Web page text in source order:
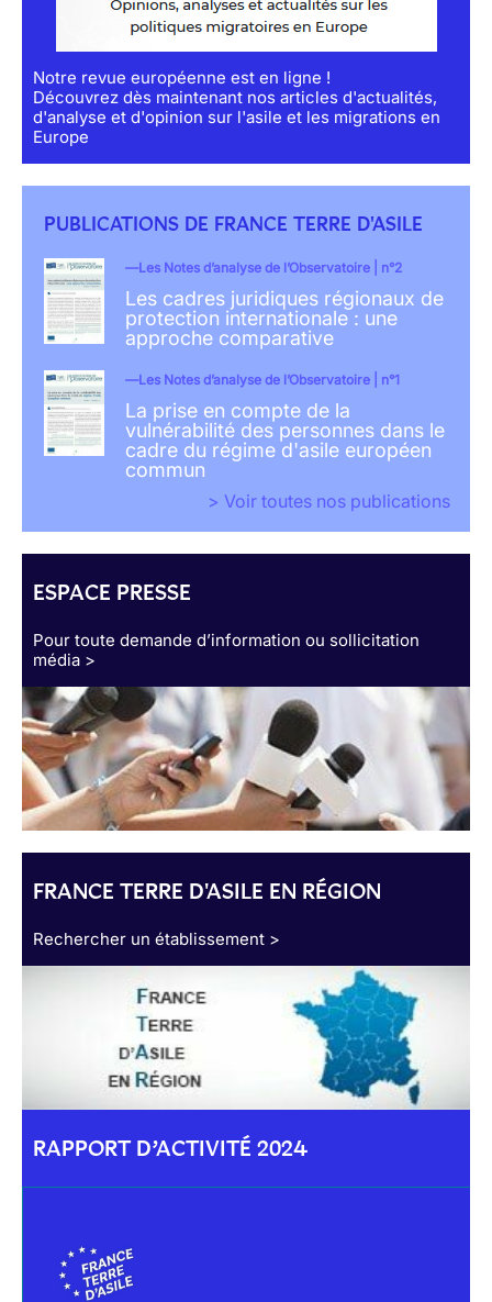
Notre revue européenne est en ligne !
Découvrez dès maintenant nos articles d'actualités,
d'analyse et d'opinion sur l'asile et les migrations en
Europe
PUBLICATIONS DE FRANCE TERRE D'ASILE
Les Notes d’analyse de l’Observatoire | n°2
Les cadres juridiques régionaux de
protection internationale : une
approche comparative
Les Notes d’analyse de l’Observatoire | n°1
La prise en compte de la
vulnérabilité des personnes dans le
cadre du régime d'asile européen
commun
> Voir toutes nos publications
ESPACE PRESSE
Pour toute demande d’information ou sollicitation
média >
FRANCE TERRE D'ASILE EN RÉGION
Rechercher un établissement >
RAPPORT D’ACTIVITÉ 2024